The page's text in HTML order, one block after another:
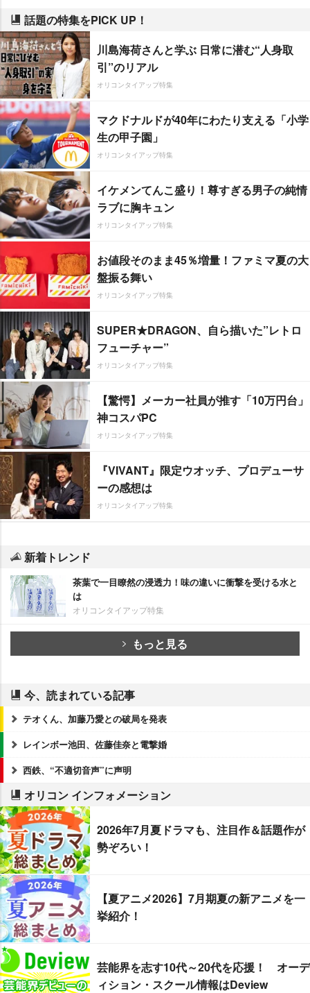
話題の特集をPICK UP！
川島海荷さんと学ぶ 日常に潜む“人身取
引”のリアル
オリコンタイアップ特集
マクドナルドが40年にわたり支える「小学
生の甲子園」
オリコンタイアップ特集
イケメンてんこ盛り！尊すぎる男子の純情
ラブに胸キュン
オリコンタイアップ特集
お値段そのまま45％増量！ファミマ夏の大
盤振る舞い
オリコンタイアップ特集
SUPER★DRAGON、自ら描いた”レトロ
フューチャー”
オリコンタイアップ特集
【驚愕】メーカー社員が推す「10万円台」
神コスパPC
オリコンタイアップ特集
『VIVANT』限定ウオッチ、プロデューサ
ーの感想は
オリコンタイアップ特集
新着トレンド
茶葉で一目瞭然の浸透力！味の違いに衝撃を受ける水と
は
オリコンタイアップ特集
もっと見る
今、読まれている記事
テオくん、加藤乃愛との破局を発表
レインボー池田、佐藤佳奈と電撃婚
西鉄、“不適切音声”に声明
オリコン インフォメーション
2026年7月夏ドラマも、注目作＆話題作が
勢ぞろい！
【夏アニメ2026】7月期夏の新アニメを一
挙紹介！
芸能界を志す10代～20代を応援！ オーデ
ィション・スクール情報はDeview